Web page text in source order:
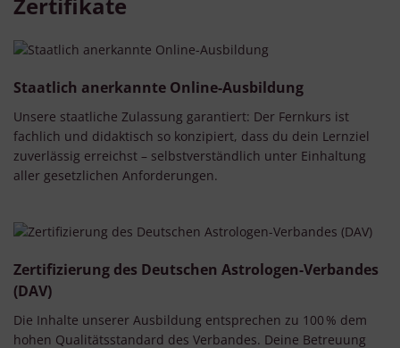
Staatlich anerkannte Online-Ausbildung
Unsere staatliche Zulassung garantiert: Der Fernkurs ist
fachlich und didaktisch so konzipiert, dass du dein Lernziel
zuverlässig erreichst – selbstverständlich unter Einhaltung
aller gesetzlichen Anforderungen.
Zertifizierung des Deutschen Astrologen-Verbandes
(DAV)
Die Inhalte unserer Ausbildung entsprechen zu 100 % dem
hohen Qualitätsstandard des Verbandes. Deine Betreuung